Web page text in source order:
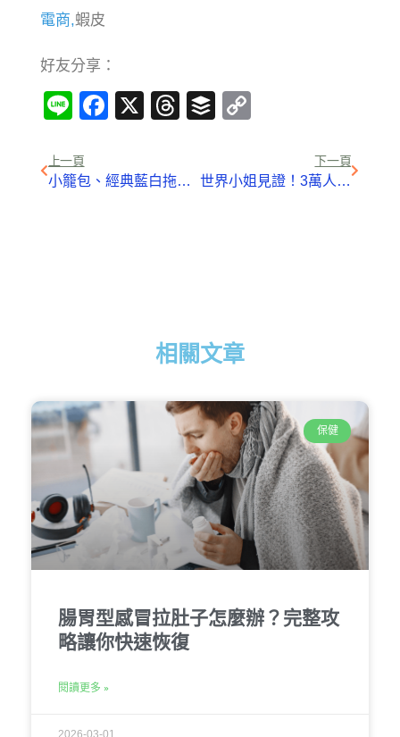
電商,蝦皮
好友分享：
LineFacebook
X Threads
Buffer
上一頁
小籠包、經典藍白拖…等「台味」元素躍上瓶身！可口可樂推出5款超Q台灣限定玻璃曲線瓶
下一頁
世界小姐見證！3萬人減肥成功的5分鐘運動
相關文章
保健
腸胃型感冒拉肚子怎麼辦？完整攻
略讓你快速恢復
閱讀更多 »